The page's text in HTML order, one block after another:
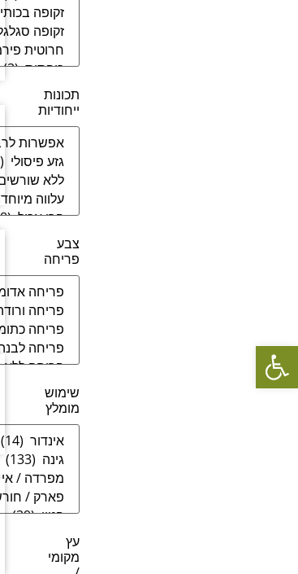
תכונות
ייחודיות
צבע
פריחה
שימוש
מומלץ
עץ
מקומי
פתח סרגל נגישות